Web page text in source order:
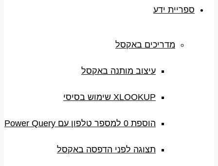
ספריית ידע
מדריכים באקסל
עיצוב מותנה באקסל
XLOOKUP שימוש בסיסי
הוספת 0 למספר טלפון עם Power Query
תצוגה לפני הדפסה באקסל